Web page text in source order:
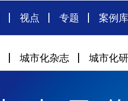
视点 专题 案例库
城市化杂志 城市化